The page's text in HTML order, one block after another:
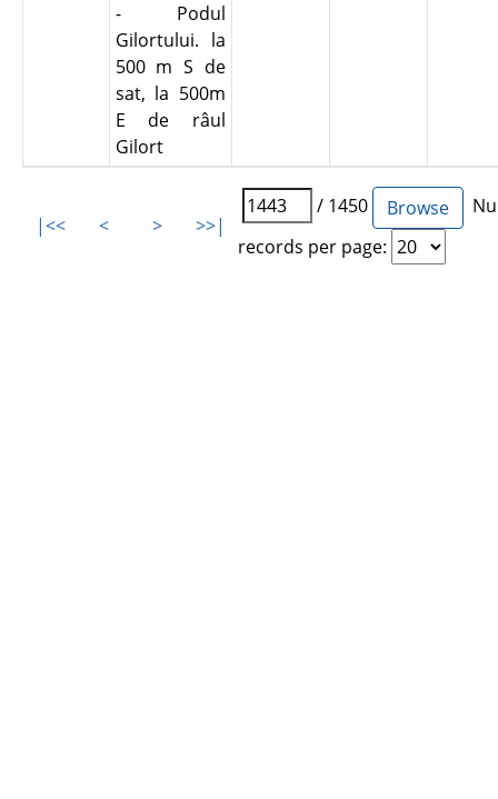
- Podul
Gilortului. la
500 m S de
sat, la 500m
E de râul
Gilort
|<< < > >>|
/ 1450
records per page: